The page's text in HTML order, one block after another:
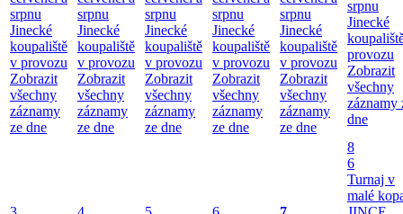
srpnu
Jinecké
koupaliště
v provozu
Zobrazit
všechny
záznamy
ze dne
srpnu
Jinecké
koupaliště
v provozu
Zobrazit
všechny
záznamy
ze dne
srpnu
Jinecké
koupaliště
v provozu
Zobrazit
všechny
záznamy
ze dne
srpnu
Jinecké
koupaliště
v provozu
Zobrazit
všechny
záznamy
ze dne
srpnu
Jinecké
koupaliště
v provozu
Zobrazit
všechny
záznamy
ze dne
srpnu
Jinecké
provozu
Zobrazit
všechny
záznamy
dne
8
6
Turnaj v
malé